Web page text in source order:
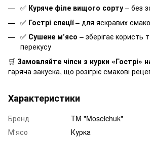
✅ Куряче філе вищого сорту – без
✅ Гострі спеції– для яскравих
✅ Сушене м’ясо – зберігає користь
перекусу
🛒 Замовляйте чіпси з курки «Гострі»
гаряча закуска, що розігріє смакові
Характеристики
Бренд
TM "Moseichuk"
М'ясо
Курка